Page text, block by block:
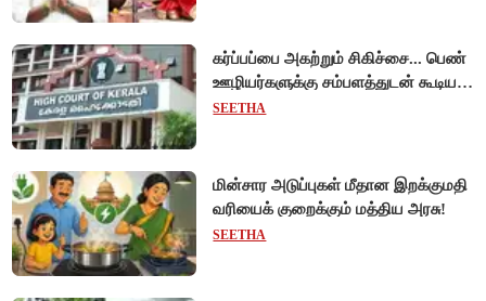
கர்ப்பப்பை அகற்றும் சிகிச்சை... பெண்
ஊழியர்களுக்கு சம்பளத்துடன் கூடிய
விடுப்பு - உயர்நீதிமன்றம் அதிரடி
SEETHA
மின்சார அடுப்புகள் மீதான இறக்குமதி
வரியைக் குறைக்கும் மத்திய அரசு!
SEETHA